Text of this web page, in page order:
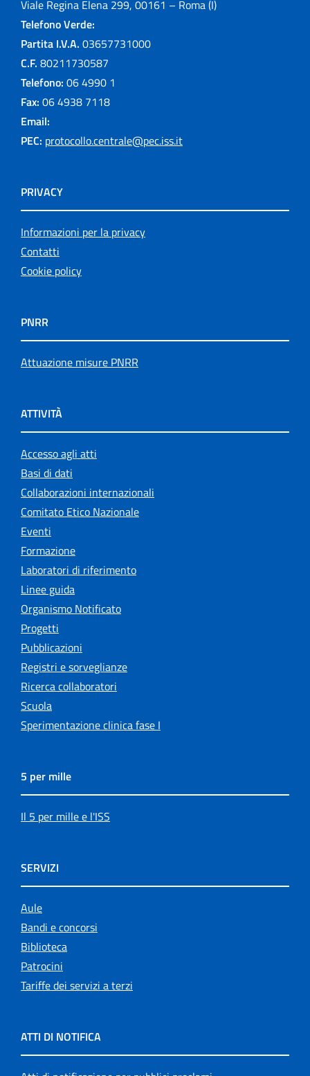
Viale Regina Elena 299, 00161 – Roma (I)
Telefono Verde:
Partita I.V.A. 03657731000
C.F. 80211730587
Telefono: 06 4990 1
Fax: 06 4938 7118
Email:
PEC: protocollo.centrale@pec.iss.it
PRIVACY
Informazioni per la privacy
Contatti
Cookie policy
PNRR
Attuazione misure PNRR
ATTIVITÀ
Accesso agli atti
Basi di dati
Collaborazioni internazionali
Comitato Etico Nazionale
Eventi
Formazione
Laboratori di riferimento
Linee guida
Organismo Notificato
Progetti
Pubblicazioni
Registri e sorveglianze
Ricerca collaboratori
Scuola
Sperimentazione clinica fase I
5 per mille
Il 5 per mille e l'ISS
SERVIZI
Aule
Bandi e concorsi
Biblioteca
Patrocini
Tariffe dei servizi a terzi
ATTI DI NOTIFICA